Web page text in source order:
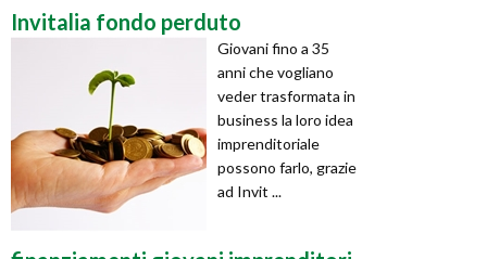
Invitalia fondo perduto
Giovani fino a 35
anni che vogliano
veder trasformata in
business la loro idea
imprenditoriale
possono farlo, grazie
ad Invit ...